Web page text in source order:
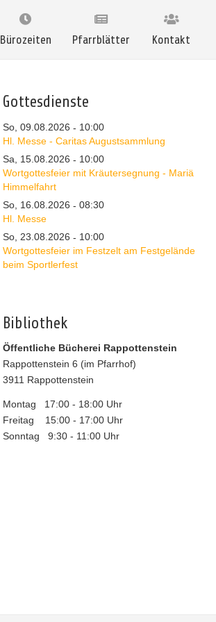
Bürozeiten Pfarrblätter Kontakt
Gottesdienste
So, 09.08.2026 - 10:00
Hl. Messe - Caritas Augustsammlung
Sa, 15.08.2026 - 10:00
Wortgottesfeier mit Kräutersegnung - Mariä
Himmelfahrt
So, 16.08.2026 - 08:30
Hl. Messe
So, 23.08.2026 - 10:00
Wortgottesfeier im Festzelt am Festgelände
beim Sportlerfest
Bibliothek
Öffentliche Bücherei Rappottenstein
Rappottenstein 6 (im Pfarrhof)
3911 Rappottenstein
Montag 17:00 - 18:00 Uhr
Freitag 15:00 - 17:00 Uhr
Sonntag 9:30 - 11:00 Uhr